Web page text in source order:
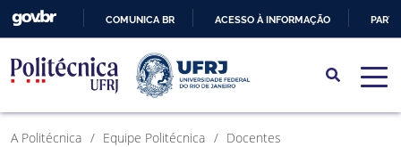
PARA
O
CONTEÚDO
COMUNICA BR ACESSO À INFORMAÇÃO
A Politécnica Equipe Politécnica Docentes